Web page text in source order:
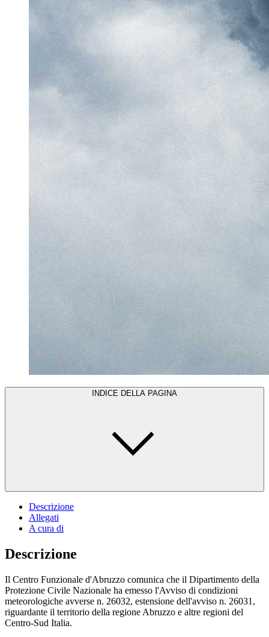
INDICE DELLA PAGINA
Descrizione
Allegati
A cura di
Descrizione
Il Centro Funzionale d'Abruzzo comunica che il Dipartimento della
Protezione Civile Nazionale ha emesso l'Avviso di condizioni
meteorologiche avverse n. 26032, estensione dell'avviso n. 26031,
riguardante il territorio della regione Abruzzo e altre regioni del
Centro-Sud Italia.